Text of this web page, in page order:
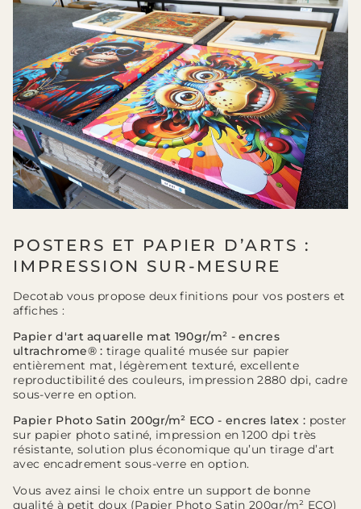
POSTERS ET PAPIER D’ARTS :
IMPRESSION SUR-MESURE
Decotab vous propose deux finitions pour vos posters et
affiches :
Papier d'art aquarelle mat 190gr/m² - encres
ultrachrome® : tirage qualité musée sur papier
entièrement mat, légèrement texturé, excellente
reproductibilité des couleurs, impression 2880 dpi, cadre
sous-verre en option.
Papier Photo Satin 200gr/m² ECO - encres latex : poster
sur papier photo satiné, impression en 1200 dpi très
résistante, solution plus économique qu’un tirage d’art
avec encadrement sous-verre en option.
Vous avez ainsi le choix entre un support de bonne
qualité à petit doux (Papier Photo Satin 200gr/m² ECO)